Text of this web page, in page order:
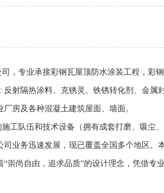
，专业承接彩钢瓦屋顶防水涂装工程，彩
射隔热涂料、克锈灵、铁锈转化剂、金属
房及各种混凝土建筑屋面、墙面。
队伍和技术设备（拥有成套打磨、吸尘
业务迅速发展，现已覆盖全国多个地区。
尚自由，追求品质”的设计理念，凭借专